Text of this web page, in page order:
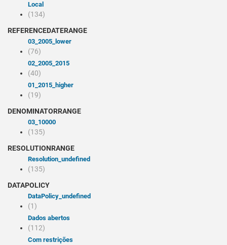
Local
(134)
REFERENCEDATERANGE
03_2005_lower
(76)
02_2005_2015
(40)
01_2015_higher
(19)
DENOMINATORRANGE
03_10000
(135)
RESOLUTIONRANGE
resolution_undefined
(135)
DATAPOLICY
dataPolicy_undefined
(1)
Dados abertos
(112)
Com restrições